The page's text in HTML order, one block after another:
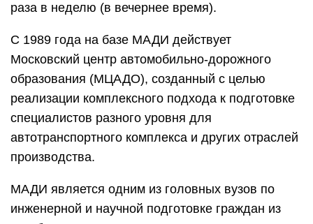
раза в неделю (в вечернее время).
С 1989 года на базе МАДИ действует
Московский центр автомобильно-дорожного
образования (МЦАДО), созданный с целью
реализации комплексного подхода к подготовке
специалистов разного уровня для
автотранспортного комплекса и других отраслей
производства.
МАДИ является одним из головных вузов по
инженерной и научной подготовке граждан из